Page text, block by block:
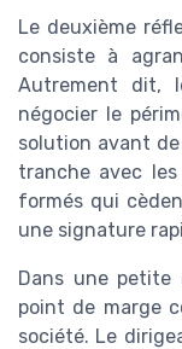
Le deuxième
consiste à
Autrement dit,
négocier le
solution avant
tranche avec
formés qui
une signature
Dans une petite
point de marge
société. Le